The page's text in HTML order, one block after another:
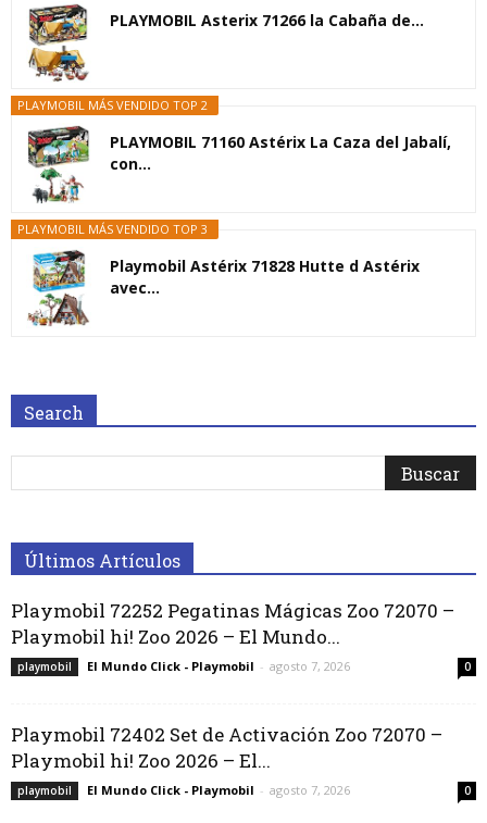
PLAYMOBIL Asterix 71266 la Cabaña de...
PLAYMOBIL MÁS VENDIDO TOP 2
PLAYMOBIL 71160 Astérix La Caza del Jabalí,
con...
PLAYMOBIL MÁS VENDIDO TOP 3
Playmobil Astérix 71828 Hutte d Astérix
avec...
Search
Últimos Artículos
Playmobil 72252 Pegatinas Mágicas Zoo 72070 –
Playmobil hi! Zoo 2026 – El Mundo...
playmobil El Mundo Click - Playmobil - agosto 7, 2026 0
Playmobil 72402 Set de Activación Zoo 72070 –
Playmobil hi! Zoo 2026 – El...
playmobil El Mundo Click - Playmobil - agosto 7, 2026 0